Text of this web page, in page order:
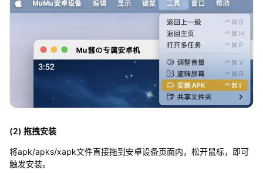
(2) 拖拽安装
将apk/apks/xapk文件直接拖到安卓设备页面内，松开鼠标，即可
触发安装。